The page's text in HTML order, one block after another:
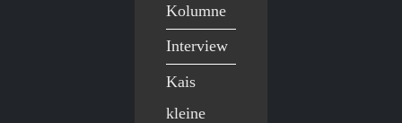
Kolumne
Interview
Kais
kleine